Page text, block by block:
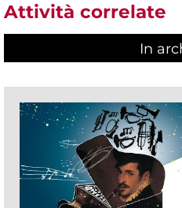
Attività correlate
In